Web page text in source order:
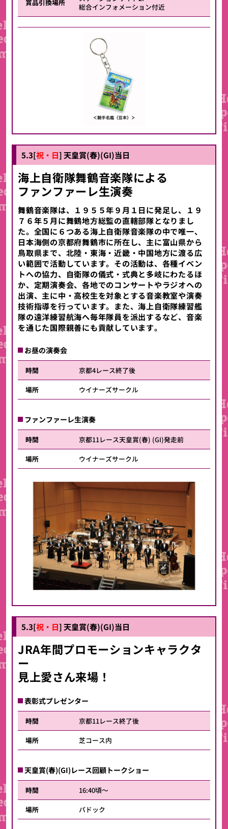
賞品引換場所
総合インフォメーション付近
5.3[祝・日] 天皇賞(春)(GI)当日
海上自衛隊舞鶴音楽隊による
ファンファーレ生演奏
舞鶴音楽隊は、１９５５年９月１日に発足し、１９
７６年５月に舞鶴地方総監の直轄部隊となりまし
た。全国に６つある海上自衛隊音楽隊の中で唯一、
日本海側の京都府舞鶴市に所在し、主に富山県から
鳥取県まで、北陸・東海・近畿・中国地方に渡る広
い範囲で活動しています。その活動は、各種イベン
トへの協力、自衛隊の儀式・式典と多岐にわたるほ
か、定期演奏会、各地でのコンサートやラジオへの
出演、主に中・高校生を対象とする音楽教室や演奏
技術指導を行っています。また、海上自衛隊練習艦
隊の遠洋練習航海へ毎年隊員を派出するなど、音楽
を通じた国際親善にも貢献しています。
お昼の演奏会
時間
京都4レース終了後
場所
ウイナーズサークル
ファンファーレ生演奏
時間
京都11レース天皇賞(春) (GI)発走前
場所
ウイナーズサークル
5.3[祝・日] 天皇賞(春)(GI)当日
JRA年間プロモーションキャラクタ
ー
見上愛さん来場！
表彰式プレゼンター
時間
京都11レース終了後
場所
芝コース内
天皇賞(春)(GI)レース回顧トークショー
時間
16:40頃～
場所
パドック